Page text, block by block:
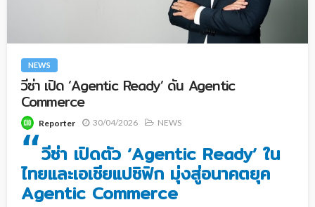
NEWS
วีซ่า เปิด ‘Agentic Ready’ ดัน Agentic
Commerce
Reporter 30/04/2026 NEWS
“วีซ่า เปิดตัว ‘Agentic Ready’ ใน
ไทยและเอเชียแปซิฟิก มุ่งสู่อนาคตยุค
Agentic Commerce